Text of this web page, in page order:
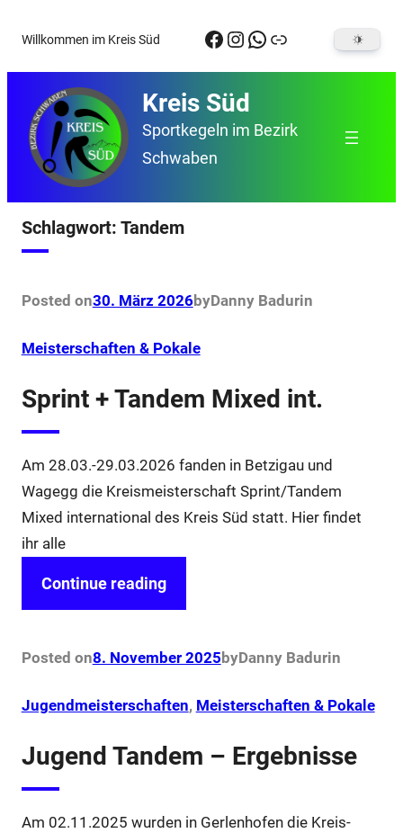
Inhalt
springen
Willkommen im Kreis Süd Facebook
Instagram
WhatsApp
Link
Kreis Süd
Sportkegeln im Bezirk
Schwaben
Schlagwort: Tandem
Posted on30. März 2026byDanny Badurin
Meisterschaften & Pokale
Sprint + Tandem Mixed int.
Am 28.03.-29.03.2026 fanden in Betzigau und
Wagegg die Kreismeisterschaft Sprint/Tandem
Mixed international des Kreis Süd statt. Hier findet
ihr alle
Continue reading
Posted on8. November 2025 byDanny Badurin
Jugendmeisterschaften, Meisterschaften & Pokale
Jugend Tandem – Ergebnisse
Am 02.11.2025 wurden in Gerlenhofen die Kreis-